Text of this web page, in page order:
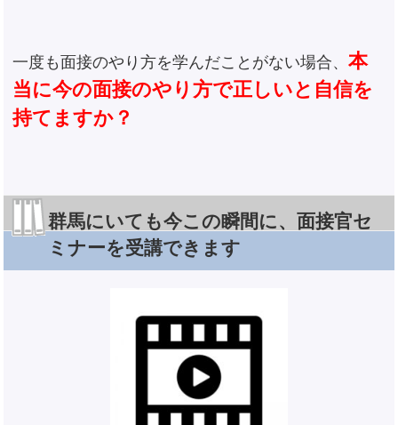
一度も面接のやり方を学んだことがない場合、本
当に今の面接のやり方で正しいと自信を
持てますか？
群馬にいても今この瞬間に、面接官セ
ミナーを受講できます